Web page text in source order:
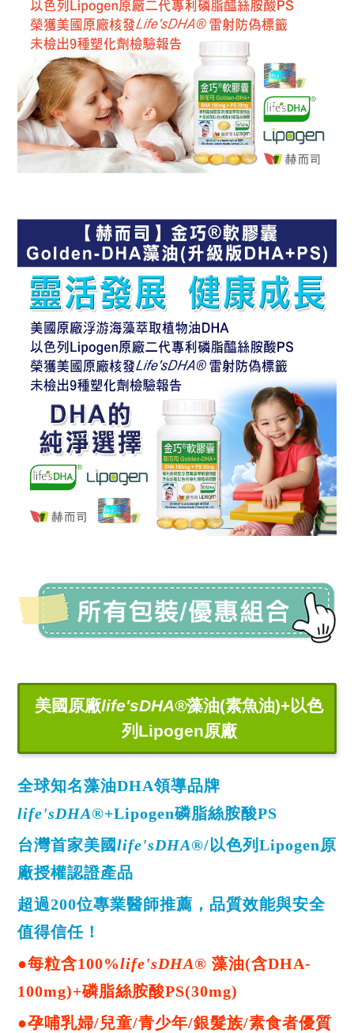
美國原廠life'sDHA®藻油(素魚油)+以色
列Lipogen原廠
全球知名藻油DHA領導品牌
life'sDHA®+Lipogen磷脂絲胺酸PS
台灣首家美國life'sDHA®/以色列Lipogen原
廠授權認證產品
超過200位專業醫師推薦，品質效能與安全
值得信任！
●每粒含100%life'sDHA® 藻油(含DHA-
100mg)+磷脂絲胺酸PS(30mg)
●孕哺乳婦/兒童/青少年/銀髮族/素食者優質